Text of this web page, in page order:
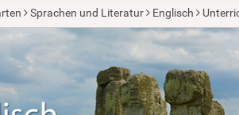
Sprachen und Literatur Englisch